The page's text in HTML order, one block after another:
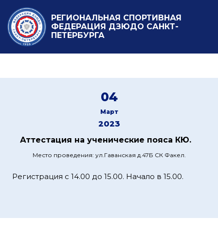
РЕГИОНАЛЬНАЯ СПОРТИВНАЯ
ФЕДЕРАЦИЯ ДЗЮДО САНКТ-
ПЕТЕРБУРГА
04
Март
2023
Аттестация на ученические пояса КЮ.
Место проведения: ул.Гаванская д.47Б СК Факел.
Регистрация с 14.00 до 15.00. Начало в 15.00.